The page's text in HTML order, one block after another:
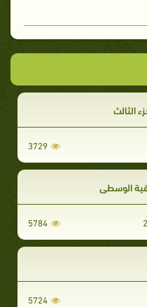
الثالث
3729
الوسطى
5784
5724